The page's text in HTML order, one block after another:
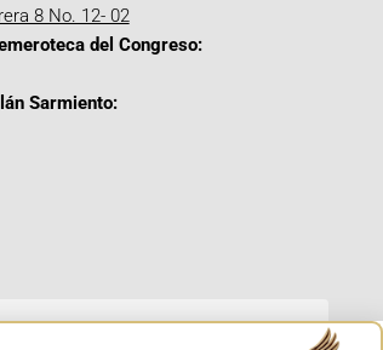
8 No. 12- 02
del Congreso:
Sarmiento: